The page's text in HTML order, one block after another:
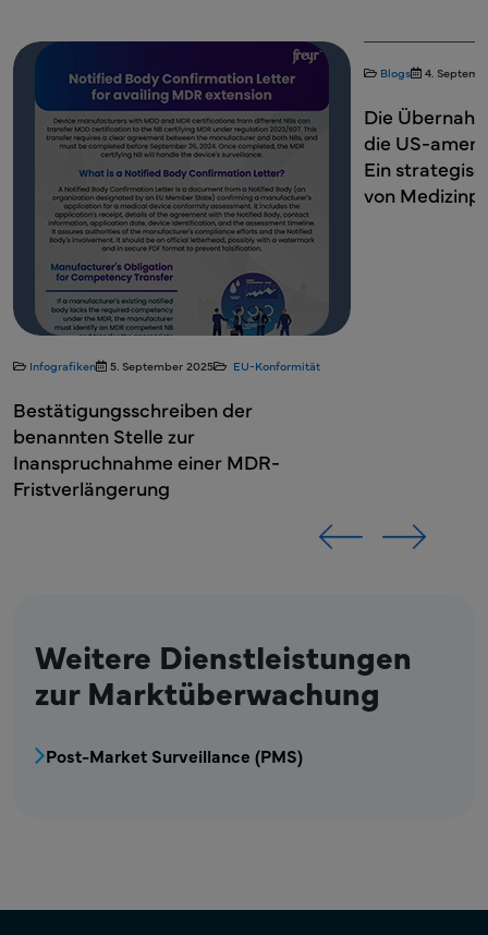
Infografiken 5. September 2025 EU-Konformität
Bestätigungsschreiben der
benannten Stelle zur
Inanspruchnahme einer MDR-
Fristverlängerung
Blogs 4.
Die
die US-
Ein
von
Weitere Dienstleistungen
zur Marktüberwachung
Menüblock für Medizinprodukte-Post-
Post-Market Surveillance (PMS)